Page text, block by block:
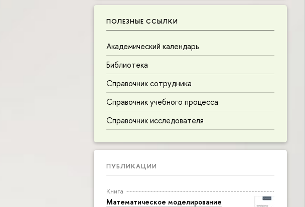
ПОЛЕЗНЫЕ ССЫЛКИ
Академический календарь
Библиотека
Справочник сотрудника
Справочник учебного процесса
Справочник исследователя
ПУБЛИКАЦИИ
Книга
Математическое моделирование